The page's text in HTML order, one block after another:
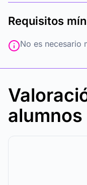
Requisitos
No es necesario
alumnos